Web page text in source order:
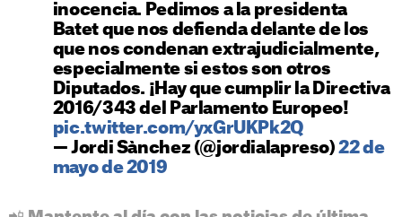
inocencia. Pedimos a la presidenta
Batet que nos defienda delante de los
que nos condenan extrajudicialmente,
especialmente si estos son otros
Diputados. ¡Hay que cumplir la Directiva
2016/343 del Parlamento Europeo!
pic.twitter.com/yxGrUKPk2Q
— Jordi Sànchez (@jordialapreso)22 de
mayo de 2019